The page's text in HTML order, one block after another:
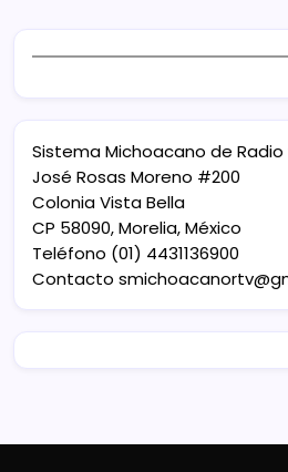
Sistema Michoacano de Radio
José Rosas Moreno #200
Colonia Vista Bella
CP 58090, Morelia, México
Teléfono (01) 4431136900
Contacto